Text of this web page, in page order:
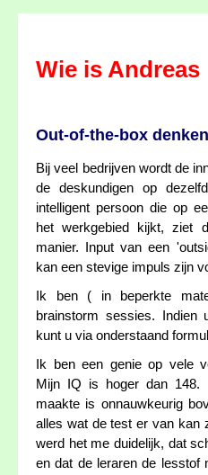
Wie is Andreas
Out-of-the-box denken
Bij veel bedrijven wordt de
de deskundigen op
intelligent persoon die op
het werkgebied kijkt, ziet
manier. Input van een
kan een stevige impuls zijn
Ik ben ( in beperkte
brainstorm sessies. Indien
kunt u via onderstaand
Ik ben een genie op vele
Mijn IQ is hoger dan
maakte is onnauwkeurig
alles wat de test er van kan
werd het me duidelijk, dat
en dat de leraren de lesstof